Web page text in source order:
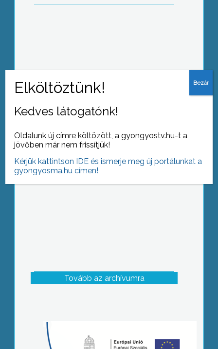
Tuningautó találkozót rendeztek
Horton
Tovább az archívumra
Kedves látogatónk!
Oldalunk új címre költözött, a gyongyostv.hu-t a
jövőben már nem frissítjük!
Kérjük kattintson IDE és ismerje meg új portálunkat a
gyongyosma.hu címen!